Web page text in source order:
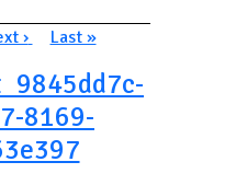
suivante
› Dernière page
Last »
8169-